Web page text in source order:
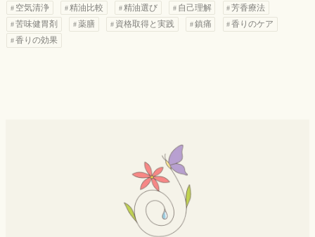
空気清浄
精油比較 精油選び 自己理解
芳香療法
苦味健胃剤
薬膳 資格取得と実践 鎮痛
香りのケア
香りの効果